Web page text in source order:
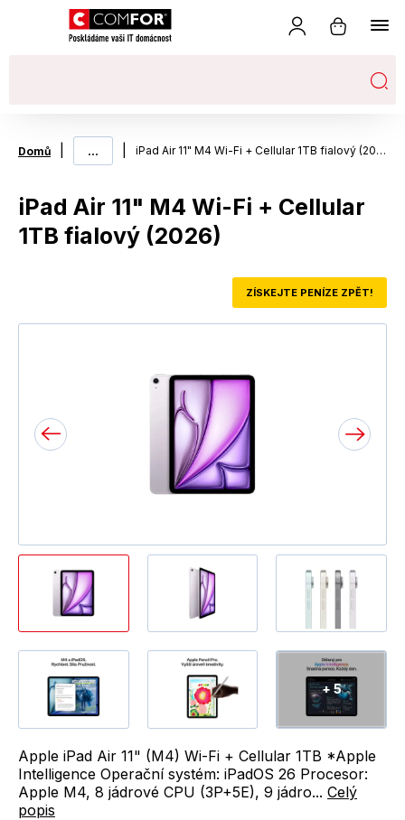
Domů ... iPad Air 11" M4 Wi-Fi + Cellular 1TB fialový (2026)
iPad Air 11" M4 Wi-Fi + Cellular
1TB fialový (2026)
ZÍSKEJTE PENÍZE ZPĚT!
+ 5
Apple iPad Air 11" (M4) Wi-Fi + Cellular 1TB *Apple
Intelligence Operační systém: iPadOS 26 Procesor:
Apple M4, 8 jádrové CPU (3P+5E), 9 jádro... Celý
popis